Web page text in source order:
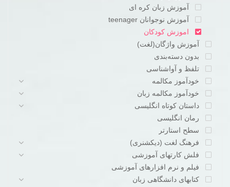
آموزش زبان کره ای
آموزش نوجوانان teenager
اموزش کودکان
آموزش واژگان(لغت)
بدون دسته‌بندی
تلفظ و آواشناسی
خودآموز مکالمه
خودآموز مکالمه زبان
داستان کوتاه انگلیسی
رمان انگلیسی
سطح استارتر
فرهنگ لغت (دیکشنری)
فلش کارتهای آموزشی
فیلم و نرم افزارهای آموزشی
کتابهای دانشگاهی زبان